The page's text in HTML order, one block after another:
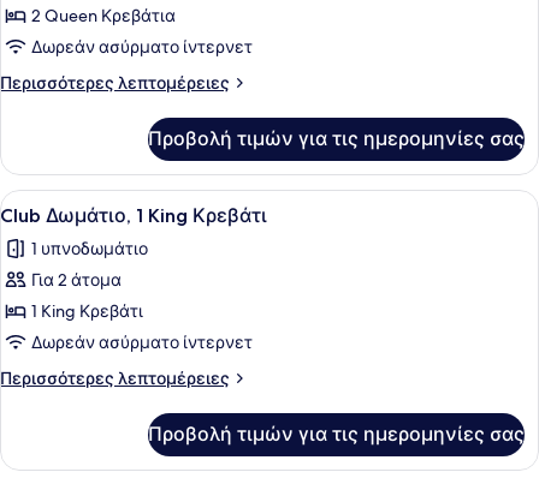
Deluxe
Δωμάτιο,
Queen
2 Queen Κρεβάτια
Δωρεάν ασύρματο ίντερνετ
Περισσότερες λεπτομέρειες
Περισσότερες
Δωμάτιο,
Queen
Κρεβάτια,
Μπαλκόνι
Προβολή τιμών για τις ημερομηνίες σας
Προβολή
όλων
των
φωτογραφιών
για
Club
Δωμάτιο,
1
Κρεβάτι
Ένα δωμάτιο ξενοδοχείου με
6
Club Δωμάτιο, 1 King Κρεβάτι
1 υπνοδωμάτιο
Για 2 άτομα
1 King Κρεβάτι
Δωρεάν ασύρματο ίντερνετ
Περισσότερες λεπτομέρειες
Περισσότερες
Δωμάτιο,
Προβολή τιμών για τις ημερομηνίες σας